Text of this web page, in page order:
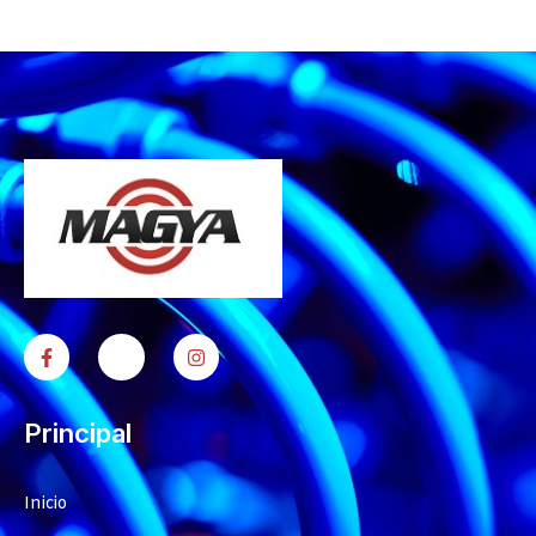
Principal
Inicio